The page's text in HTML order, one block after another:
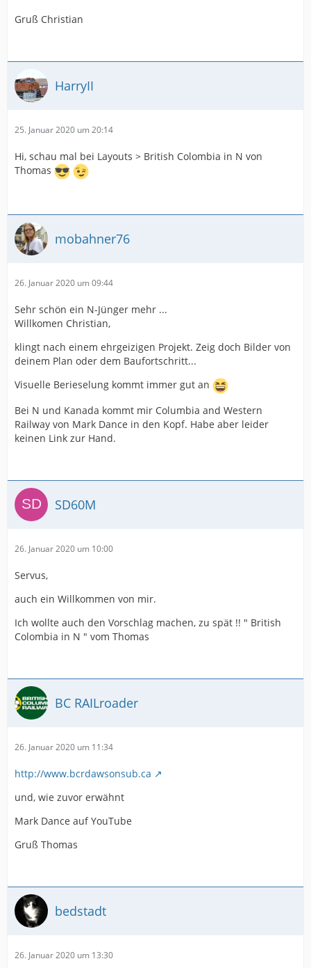
Gruß Christian
HarryII
25. Januar 2020 um 20:14
Hi, schau mal bei Layouts > British Colombia in N von
Thomas
mobahner76
26. Januar 2020 um 09:44
Sehr schön ein N-Jünger mehr ...
Willkomen Christian,
klingt nach einem ehrgeizigen Projekt. Zeig doch Bilder von
deinem Plan oder dem Baufortschritt...
Visuelle Berieselung kommt immer gut an
Bei N und Kanada kommt mir Columbia and Western
Railway von Mark Dance in den Kopf. Habe aber leider
keinen Link zur Hand.
SD60M
26. Januar 2020 um 10:00
Servus,
auch ein Willkommen von mir.
Ich wollte auch den Vorschlag machen, zu spät !! " British
Colombia in N " vom Thomas
BC RAILroader
26. Januar 2020 um 11:34
http://www.bcrdawsonsub.ca
und, wie zuvor erwähnt
Mark Dance auf YouTube
Gruß Thomas
bedstadt
26. Januar 2020 um 13:30